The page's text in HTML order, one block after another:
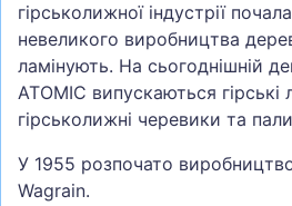
гірськолижної індустрії
невеликого виробництва
ламінують. На сьогоднішній
ATOMIC випускаються гірські
гірськолижні черевики та
У 1955 розпочато
Wagrain.